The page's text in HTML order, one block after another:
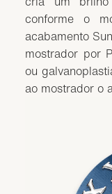
conforme o
acabamento
mostrador por
ou
ao mostrador o